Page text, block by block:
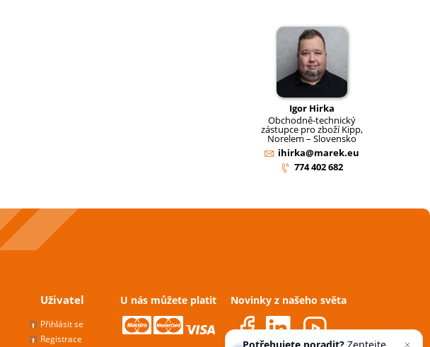
Igor Hirka
Obchodně-technický
zástupce pro zboží Kipp,
Norelem – Slovensko
ihirka@marek.eu
774 402 682
Uživatel
Přihlásit se
Registrace
U nás můžete platit Novinky z našeho světa